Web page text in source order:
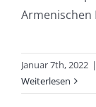
Armenischen
Januar 7th, 2022 |
Weiterlesen